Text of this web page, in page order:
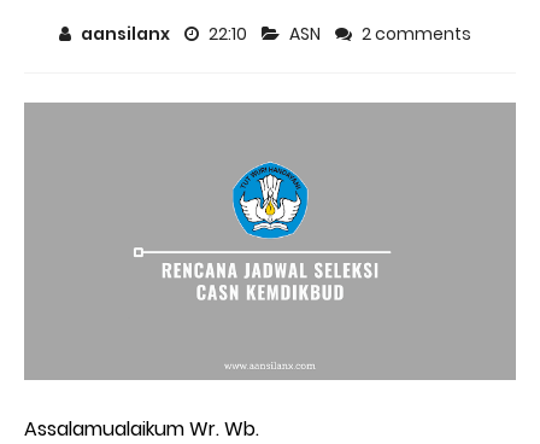
aansilanx 22:10 ASN 2 comments
Assalamualaikum Wr. Wb.